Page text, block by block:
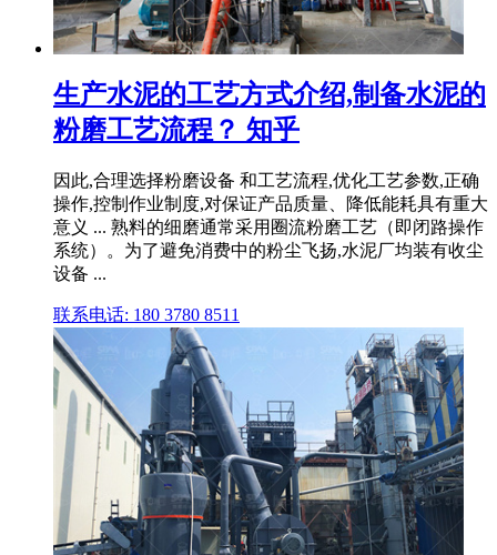
生产水泥的工艺方式介绍,制备水泥的
粉磨工艺流程？ 知乎
因此,合理选择粉磨设备 和工艺流程,优化工艺参数,正确
操作,控制作业制度,对保证产品质量、降低能耗具有重大
意义 ... 熟料的细磨通常采用圈流粉磨工艺（即闭路操作
系统）。为了避免消费中的粉尘飞扬,水泥厂均装有收尘
设备 ...
联系电话: 180 3780 8511